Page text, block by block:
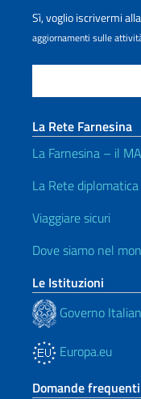
Sì, voglio iscrivermi
aggiornamenti sulle
La Rete Farnesina
La Farnesina – il
La Rete diplomatica
Viaggiare sicuri
Dove siamo nel
Le Istituzioni
Governo
Europa.eu
Domande frequenti